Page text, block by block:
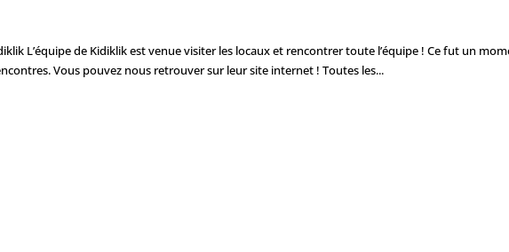
L’équipe de Kidiklik est venue visiter les locaux et rencontrer toute l’équipe ! Ce fut un
Vous pouvez nous retrouver sur leur site internet ! Toutes les...